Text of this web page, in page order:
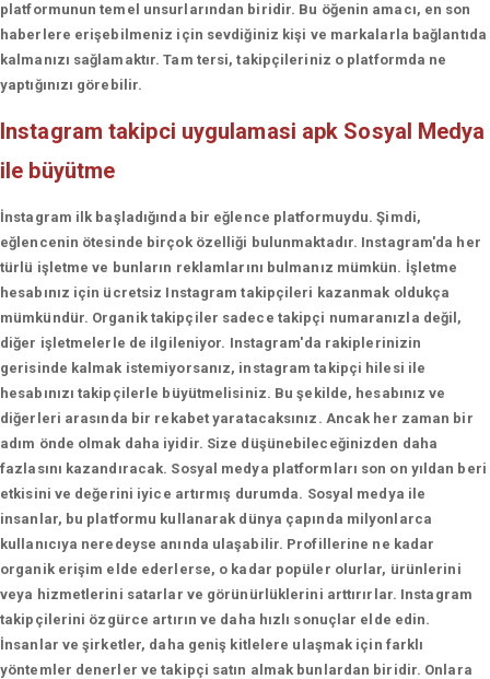
platformunun temel unsurlarından biridir. Bu öğenin amacı, en son
haberlere erişebilmeniz için sevdiğiniz kişi ve markalarla bağlantıda
kalmanızı sağlamaktır. Tam tersi, takipçileriniz o platformda ne
yaptığınızı görebilir.
Instagram takipci uygulamasi apk Sosyal Medya
ile büyütme
İnstagram ilk başladığında bir eğlence platformuydu. Şimdi,
eğlencenin ötesinde birçok özelliği bulunmaktadır. Instagram'da her
türlü işletme ve bunların reklamlarını bulmanız mümkün. İşletme
hesabınız için ücretsiz Instagram takipçileri kazanmak oldukça
mümkündür. Organik takipçiler sadece takipçi numaranızla değil,
diğer işletmelerle de ilgileniyor. Instagram'da rakiplerinizin
gerisinde kalmak istemiyorsanız, instagram takipçi hilesi ile
hesabınızı takipçilerle büyütmelisiniz. Bu şekilde, hesabınız ve
diğerleri arasında bir rekabet yaratacaksınız. Ancak her zaman bir
adım önde olmak daha iyidir. Size düşünebileceğinizden daha
fazlasını kazandıracak. Sosyal medya platformları son on yıldan beri
etkisini ve değerini iyice artırmış durumda. Sosyal medya ile
insanlar, bu platformu kullanarak dünya çapında milyonlarca
kullanıcıya neredeyse anında ulaşabilir. Profillerine ne kadar
organik erişim elde ederlerse, o kadar popüler olurlar, ürünlerini
veya hizmetlerini satarlar ve görünürlüklerini arttırırlar. Instagram
takipçilerini özgürce artırın ve daha hızlı sonuçlar elde edin.
İnsanlar ve şirketler, daha geniş kitlelere ulaşmak için farklı
yöntemler denerler ve takipçi satın almak bunlardan biridir. Onlara